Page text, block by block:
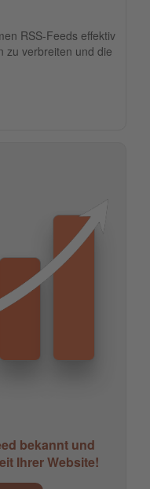
RSS-Feeds effektiv
zu verbreiten und die
bekannt und
Ihrer Website!